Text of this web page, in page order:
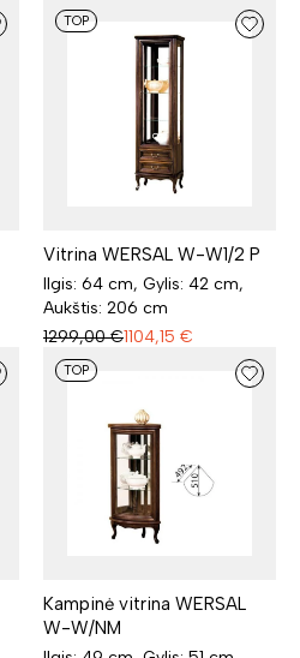
TOP
Vitrina WERSAL W-W1/2 P
Ilgis: 64 cm, Gylis: 42 cm,
Aukštis: 206 cm
1299,00 €1104,15 €
TOP
Kampinė vitrina WERSAL
W-W/NM